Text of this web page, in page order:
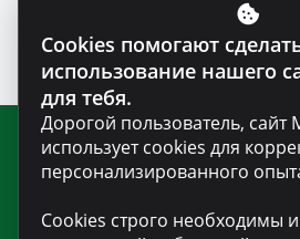
Подпишитесь на
для получения
Cookies помогают
использование нашего
для тебя.
Дорогой пользователь, сайт
использует cookies для
персонализированного
Cookies строго необходимы